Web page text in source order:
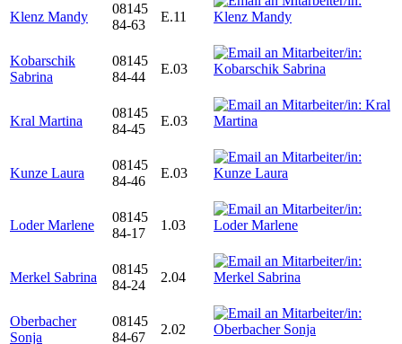
Klenz Mandy
08145
84-63
E.11
Kobarschik
Sabrina
08145
84-44
E.03
Kral Martina
08145
84-45
E.03
Kunze Laura
08145
84-46
E.03
Loder Marlene
08145
84-17
1.03
Merkel Sabrina
08145
84-24
2.04
Oberbacher
Sonja
08145
84-67
2.02